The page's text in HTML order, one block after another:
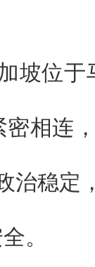
坡位
相连
治稳定
。